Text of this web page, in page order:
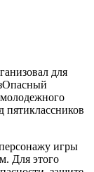
для
игры
Для этого